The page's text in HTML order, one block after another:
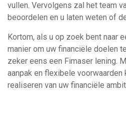
vullen. Vervolgens zal het team
beoordelen en u laten weten of
Kortom, als u op zoek bent naar
manier om uw financiële doelen
zeker eens een Fimaser lening.
aanpak en flexibele voorwaarden
realiseren van uw financiële